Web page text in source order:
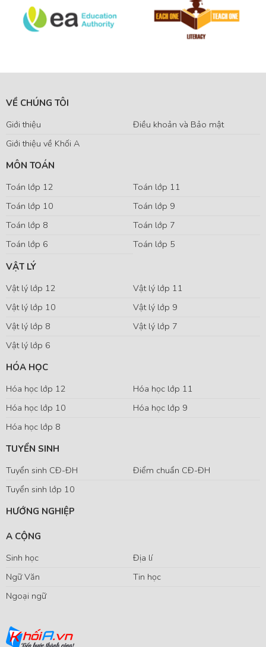
VỀ CHÚNG TÔI
Giới thiệu
Điều khoản và Bảo mật
Giới thiệu về Khối A
MÔN TOÁN
Toán lớp 12
Toán lớp 11
Toán lớp 10
Toán lớp 9
Toán lớp 8
Toán lớp 7
Toán lớp 6
Toán lớp 5
VẬT LÝ
Vật lý lớp 12
Vật lý lớp 11
Vật lý lớp 10
Vật lý lớp 9
Vật lý lớp 8
Vật lý lớp 7
Vật lý lớp 6
HÓA HỌC
Hóa học lớp 12
Hóa học lớp 11
Hóa học lớp 10
Hóa học lớp 9
Hóa học lớp 8
TUYỂN SINH
Tuyển sinh CĐ-ĐH
Điểm chuẩn CĐ-ĐH
Tuyển sinh lớp 10
HƯỚNG NGHIỆP
A CỘNG
Sinh học
Địa lí
Ngữ Văn
Tin học
Ngoại ngữ